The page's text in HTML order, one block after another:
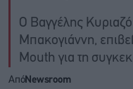
Ο Βαγγέλης
Μπακογιάννη,
Mouth για τη
ΑπόNewsroom